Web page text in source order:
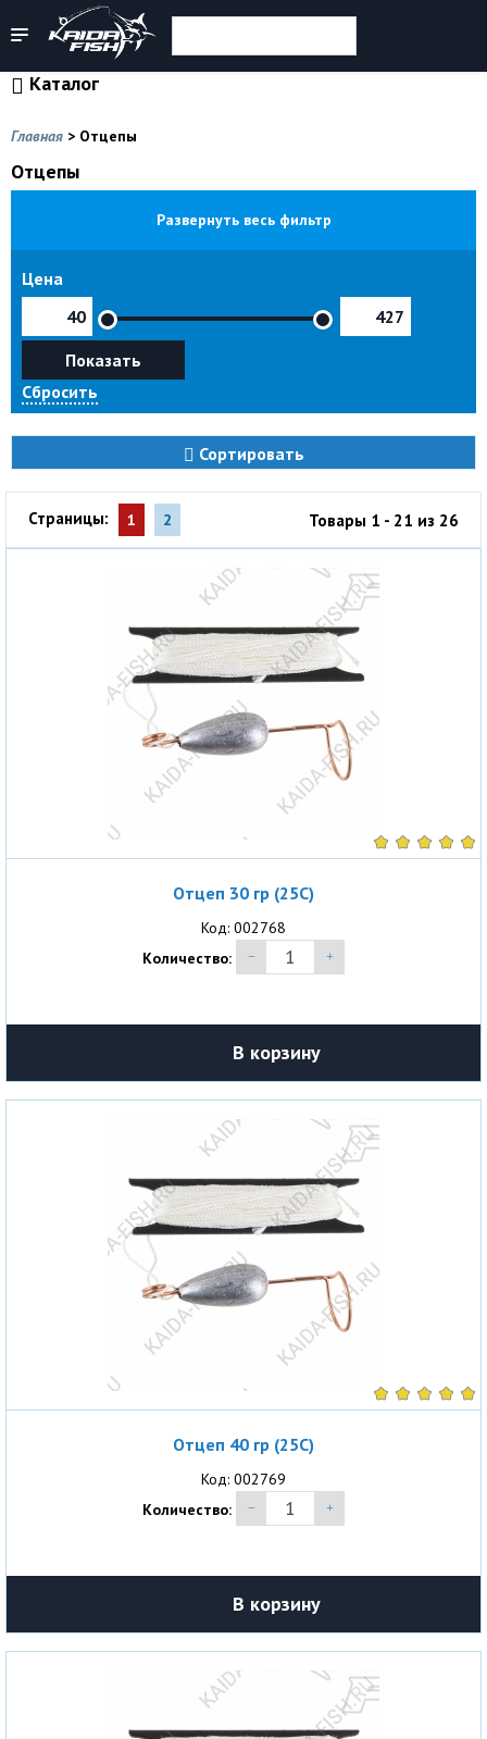
Каталог
Главная > Отцепы
Отцепы
Развернуть весь фильтр
Цена
Показать
Сбросить
Сортировать
Страницы: 1 2 Товары 1 - 21 из 26
Отцеп 30 гр (25С)
Код: 002768
Количество:
В корзину
Отцеп 40 гр (25С)
Код: 002769
Количество:
В корзину